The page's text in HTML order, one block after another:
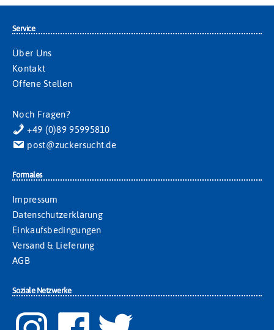
Service
Über Uns
Kontakt
Offene Stellen
Noch Fragen?
+49 (0)89 95995810
post@zuckersucht.de
Formales
Impressum
Datenschutzerklärung
Einkaufsbedingungen
Versand & Lieferung
AGB
Soziale Netzwerke